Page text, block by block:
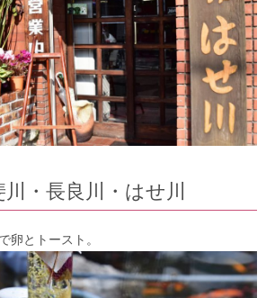
・長良川・はせ川
卵とトースト。